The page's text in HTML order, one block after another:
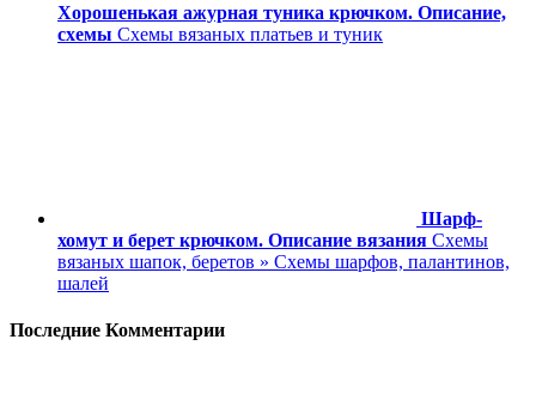
Хорошенькая ажурная туника крючком. Описание,
схемы Схемы вязаных платьев и туник
Шарф-
хомут и берет крючком. Описание вязания Схемы
вязаных шапок, беретов » Схемы шарфов, палантинов,
шалей
Последние Комментарии